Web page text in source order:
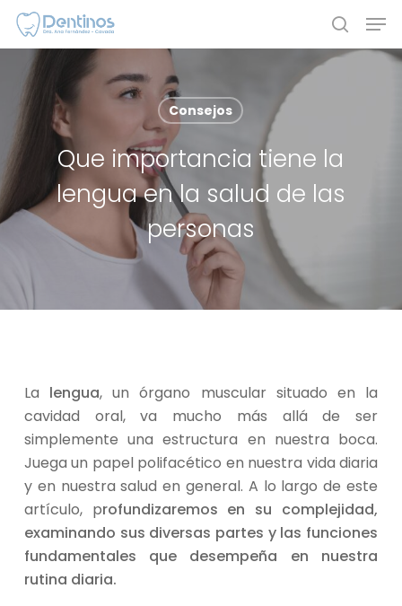
Skip
main
content
Consejos
Que importancia tiene la
lengua en la salud de las
personas
La lengua, un órgano muscular situado en la
cavidad oral, va mucho más allá de ser
simplemente una estructura en nuestra boca.
Juega un papel polifacético en nuestra vida diaria
y en nuestra salud en general. A lo largo de este
artículo, profundizaremos en su complejidad,
examinando sus diversas partes y las funciones
fundamentales que desempeña en nuestra
rutina diaria.